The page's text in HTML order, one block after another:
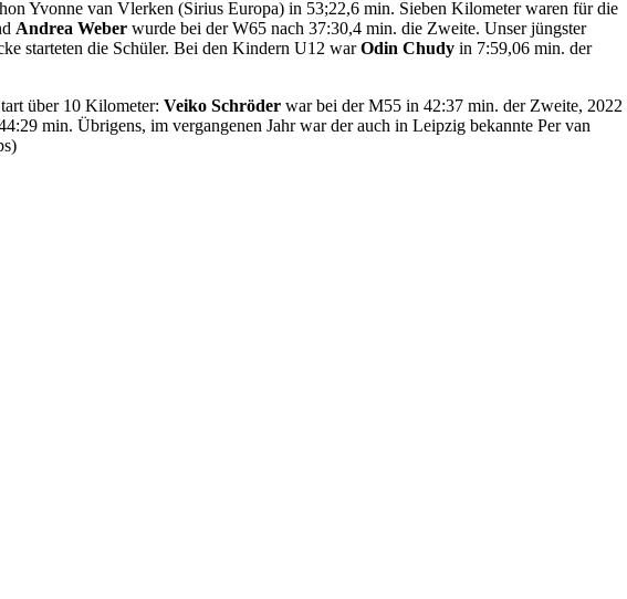
Yvonne van Vlerken (Sirius Europa) in 53;22,6 min. Sieben Kilometer waren für die
Andrea Weber wurde bei der W65 nach 37:30,4 min. die Zweite. Unser jüngster
starteten die Schüler. Bei den Kindern U12 warOdin Chudyin 7:59,06 min. der
über 10 Kilometer:Veiko Schröderwar bei der M55 in 42:37 min. der Zweite, 2022
min. Übrigens, im vergangenen Jahr war der auch in Leipzig bekannte Per van